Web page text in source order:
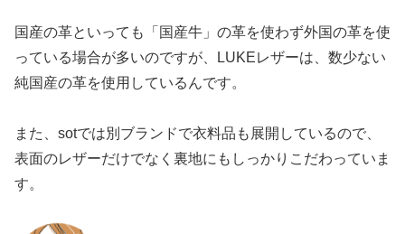
国産の革といっても「国産牛」の革を使わず外国の革を使
っている場合が多いのですが、LUKEレザーは、数少ない
純国産の革を使用しているんです。
また、sotでは別ブランドで衣料品も展開しているので、
表面のレザーだけでなく裏地にもしっかりこだわっていま
す。